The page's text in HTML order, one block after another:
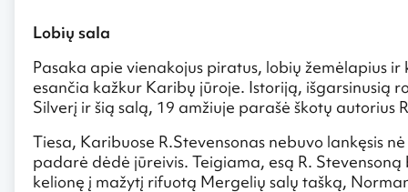
Lobių sala
Pasaka apie vienakojus piratus, lobių žemėlapius
esančia kažkur Karibų jūroje. Istoriją, išgarsinusią
Silverį ir šią salą, 19 amžiuje parašė škotų autorius
Tiesa, Karibuose R.Stevensonas nebuvo lankęsis
padarė dėdė jūreivis. Teigiama, esą R.
kelionę į mažytį rifuotą Mergelių salų tašką,